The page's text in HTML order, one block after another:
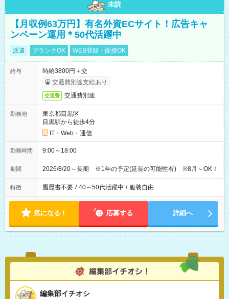
未読
【月収例63万円】有名外資ECサイト！広告キャ
ンペーン運用＊50代活躍中
派遣 ブランクOK WEB登録・面接OK
給与
時給3800円＋交
交通費別途支給あり
交通費 交通費別途
勤務地
東京都目黒区
目黒駅から徒歩4分
IT・Web・通信
勤務時間 9:00～18:00
期間 2026/8/20～長期 ※1年の予定(延長の可能性有) ※8月～OK！
特徴 履歴書不要 / 40～50代活躍中 / 服装自由
気になる！ 応募する 詳細へ
編集部イチオシ